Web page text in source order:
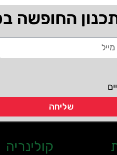
החופשה
שליחה
קולינריה